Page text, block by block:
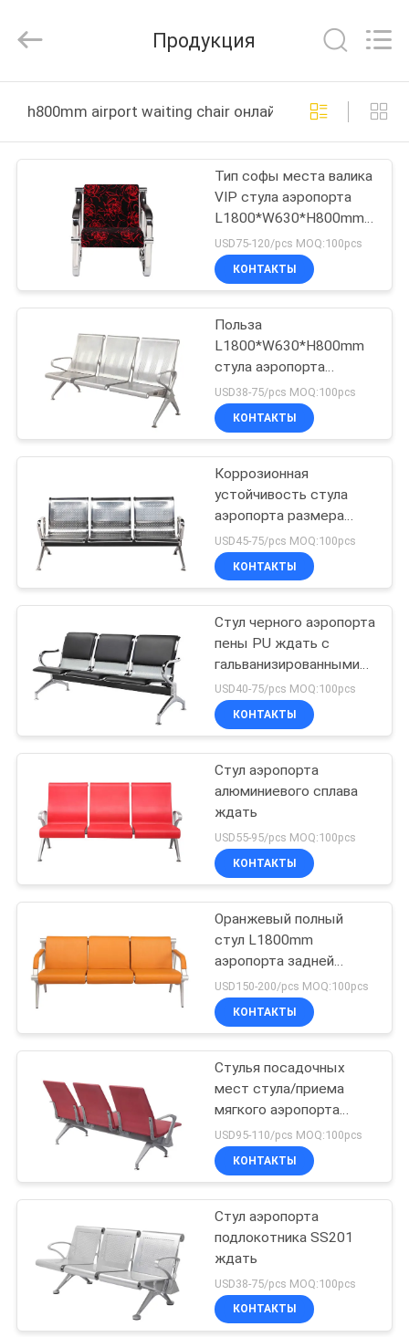
ПРОДУКТЫ
ПУТЕШЕСТВИЕ
ФАБРИКИ
ПРОВЕРКА
МЫ
BLOG
СПРОСИТЕ
ЦИТАТУ
САЙТА
PRIVACY
POLICY
Commercial
Co.,Ltd.
Reserved.
Продукция
h800mm airport waiting chair онлайн производство
Тип софы места валика
VIP стула аэропорта
L1800*W630*H800mm
ждать мягкий
USD75-120/pcs MOQ:100pcs
КОНТАКТЫ
Польза
L1800*W630*H800mm
стула аэропорта
холоднокатаной стали
цвета серого цвета
ждать общественная
USD38-75/pcs MOQ:100pcs
КОНТАКТЫ
Коррозионная
устойчивость стула
аэропорта размера
индустриального
норматива SS201
ждать
USD45-75/pcs MOQ:100pcs
КОНТАКТЫ
Стул черного аэропорта
пены PU ждать с
гальванизированными
рукой и ногами
USD40-75/pcs MOQ:100pcs
КОНТАКТЫ
Стул аэропорта
алюминиевого сплава
ждать
USD55-95/pcs MOQ:100pcs
КОНТАКТЫ
Оранжевый полный
стул L1800mm
аэропорта задней
части и места
драпирования ждать
USD150-200/pcs MOQ:100pcs
КОНТАКТЫ
Стулья посадочных
мест стула/приема
мягкого аэропорта
Backrest валика
высокого ждать
USD95-110/pcs MOQ:100pcs
КОНТАКТЫ
Стул аэропорта
подлокотника SS201
ждать
USD38-75/pcs MOQ:100pcs
КОНТАКТЫ